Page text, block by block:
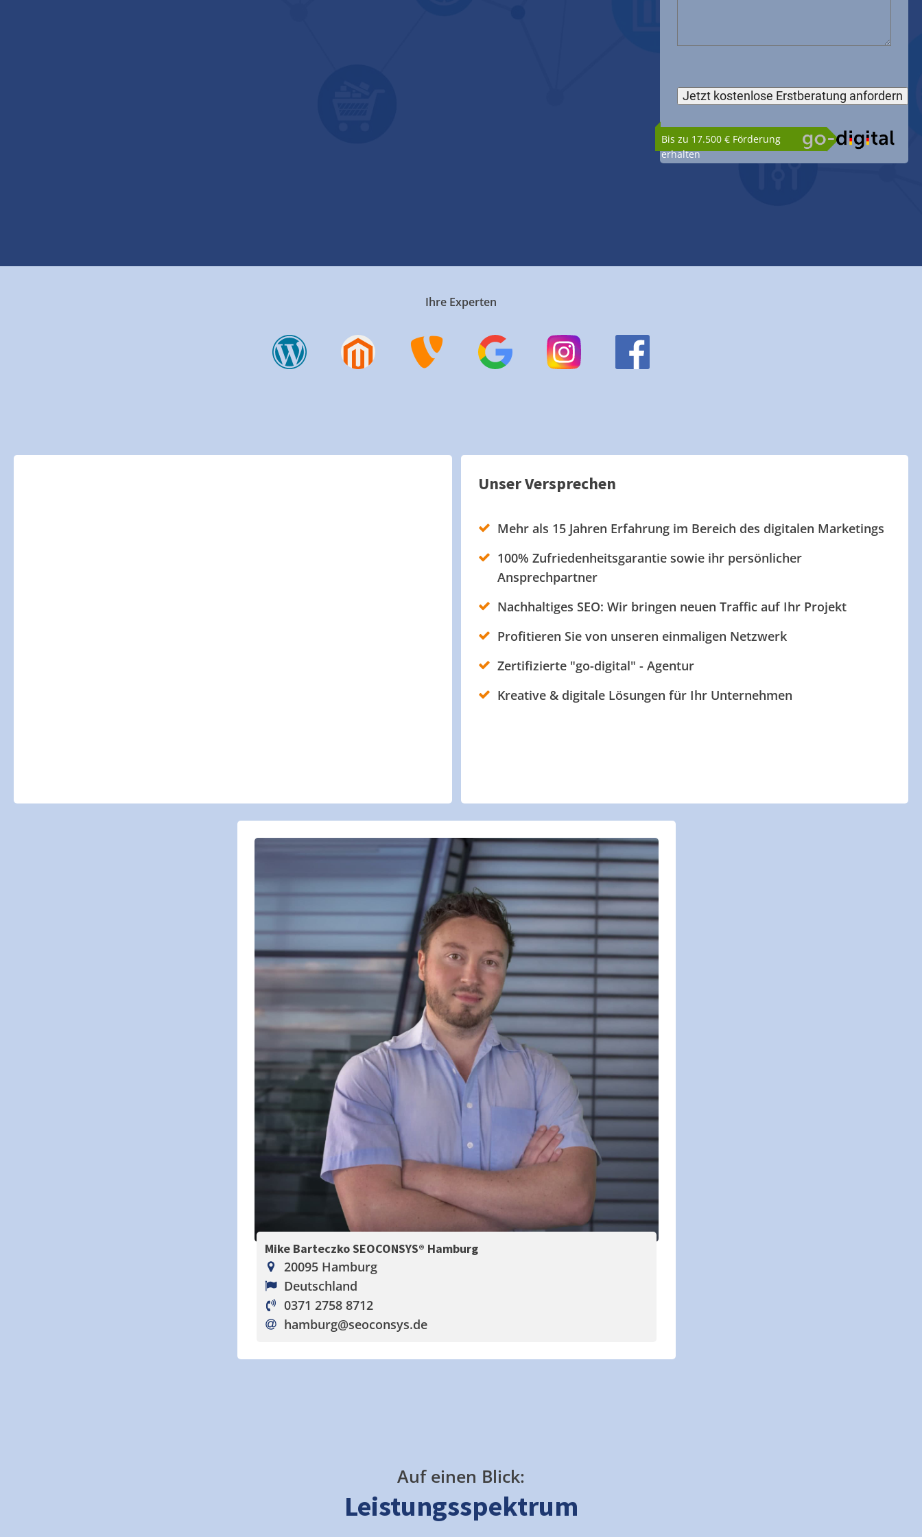
Bis zu 17.500 € Förderung
erhalten
Ihre Experten
Unser Versprechen
Mehr als 15 Jahren Erfahrung im Bereich des digitalen Marketings
100% Zufriedenheitsgarantie sowie ihr persönlicher
Ansprechpartner
Nachhaltiges SEO: Wir bringen neuen Traffic auf Ihr Projekt
Profitieren Sie von unseren einmaligen Netzwerk
Zertifizierte "go-digital" - Agentur
Kreative & digitale Lösungen für Ihr Unternehmen
Mike Barteczko SEOCONSYS® Hamburg
20095 Hamburg
Deutschland
0371 2758 8712
hamburg@seoconsys.de
Auf einen Blick:
Leistungsspektrum